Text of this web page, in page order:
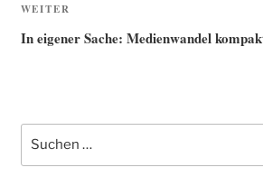
Nächster
Beitrag
WEITER
In eigener Sache: Medienwandel
Suche
nach: